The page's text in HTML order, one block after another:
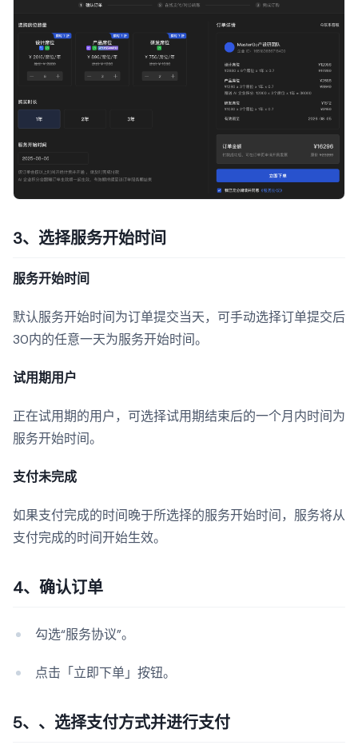
3、选择服务开始时间
服务开始时间
默认服务开始时间为订单提交当天，可手动选择订单提交后
30内的任意一天为服务开始时间。
试用期用户
正在试用期的用户，可选择试用期结束后的一个月内时间为
服务开始时间。
支付未完成
如果支付完成的时间晚于所选择的服务开始时间，服务将从
支付完成的时间开始生效。
4、确认订单
勾选“服务协议”。
点击「立即下单」按钮。
5、、选择支付方式并进行支付